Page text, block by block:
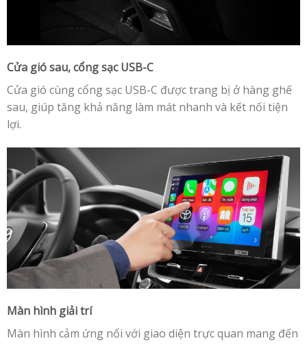
Cửa gió sau, cổng sạc USB-C
Cửa gió cùng cổng sạc USB-C được trang bị ở hàng ghế
sau, giúp tăng khả năng làm mát nhanh và kết nối tiện
lợi.
Màn hình giải trí
Màn hình cảm ứng nổi với giao diện trực quan mang đến